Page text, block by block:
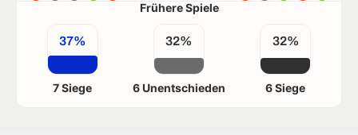
Frühere Spiele
37%
7 Siege
32%
6 Unentschieden
32%
6 Siege